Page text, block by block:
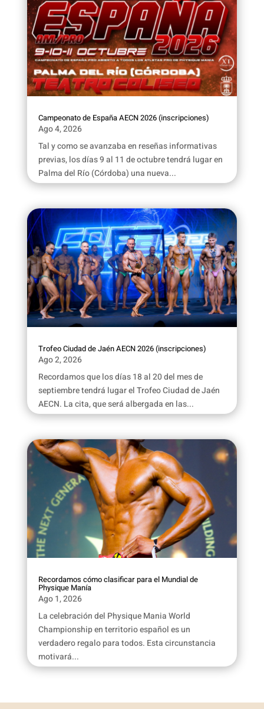
Campeonato de España AECN 2026 (inscripciones)
Ago 4, 2026
Tal y como se avanzaba en reseñas informativas
previas, los días 9 al 11 de octubre tendrá lugar en
Palma del Río (Córdoba) una nueva...
Trofeo Ciudad de Jaén AECN 2026 (inscripciones)
Ago 2, 2026
Recordamos que los días 18 al 20 del mes de
septiembre tendrá lugar el Trofeo Ciudad de Jaén
AECN. La cita, que será albergada en las...
Recordamos cómo clasificar para el Mundial de
Physique Manía
Ago 1, 2026
La celebración del Physique Mania World
Championship en territorio español es un
verdadero regalo para todos. Esta circunstancia
motivará...